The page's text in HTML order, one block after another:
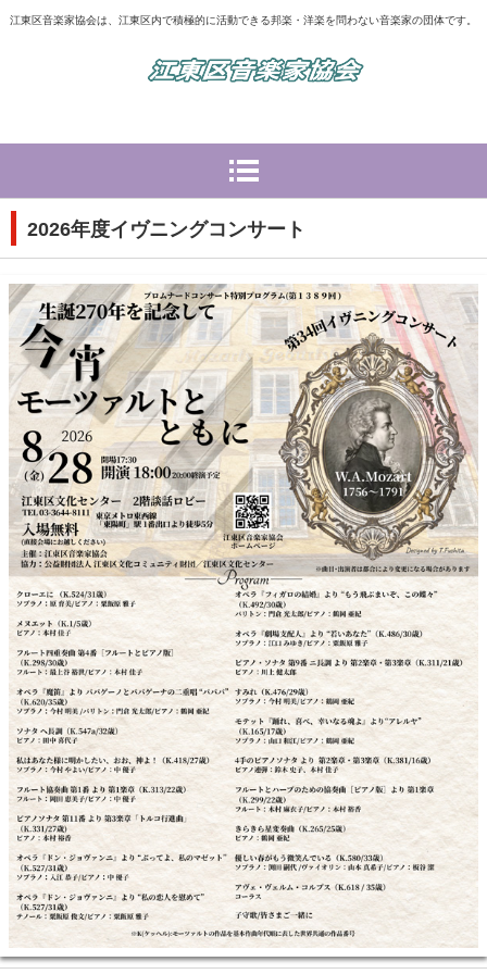
江東区音楽家協会は、江東区内で積極的に活動できる邦楽・洋楽を問わない音楽家の団体です。
2026年度イヴニングコンサート